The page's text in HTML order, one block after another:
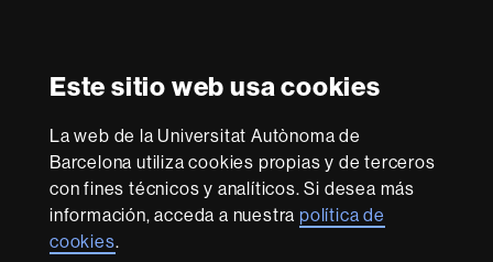
Este sitio web usa cookies
La web de la Universitat Autònoma de
Barcelona utiliza cookies propias y de terceros
con fines técnicos y analíticos. Si desea más
información, acceda a nuestrapolítica de
cookies.
Excellence
Research
-
Euraxess
Con la financiación de
Sobre